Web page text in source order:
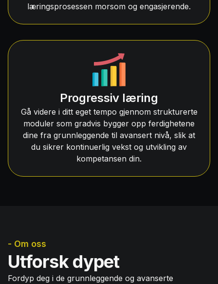
læringsprosessen morsom og engasjerende.
Progressiv læring
Gå videre i ditt eget tempo gjennom strukturerte
moduler som gradvis bygger opp ferdighetene
dine fra grunnleggende til avansert nivå, slik at
du sikrer kontinuerlig vekst og utvikling av
kompetansen din.
- Om oss
Utforsk dypet
Fordyp deg i de grunnleggende og avanserte